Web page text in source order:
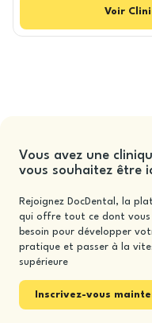
Voir
Vous avez une
vous souhaitez être
Rejoignez DocDental, la
qui offre tout ce dont vous
besoin pour développer
pratique et passer à la
supérieure
Inscrivez-vous